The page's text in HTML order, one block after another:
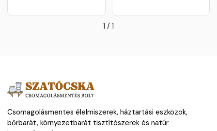
1 / 1
Csomagolásmentes élelmiszerek, háztartási eszközök,
bőrbarát, környezetbarát tisztítószerek és natúr